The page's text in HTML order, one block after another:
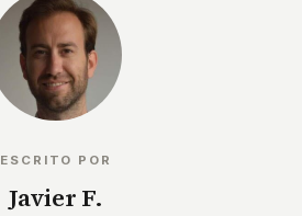
ESCRITO POR
Javier F.